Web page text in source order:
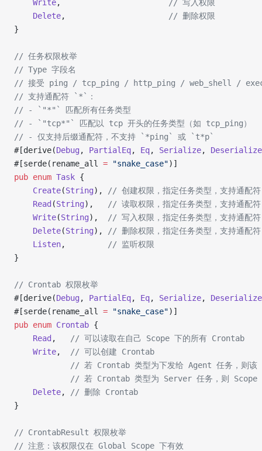
    Write
,
// 写入权限
    Delete
,
// 删除权限
}
// 任务权限枚举
// Type 字段名
// 接受 ping / tcp_ping / http_ping / web_shell /
// 支持通配符 `*`：
// - `"*"` 匹配所有任务类型
// - `"tcp*"` 匹配以 tcp 开头的任务类型（如 tcp_ping）
// - 仅支持后缀通配符，不支持 `*ping` 或 `t*p`
#[derive(Debug , PartialEq, Eq, Serialize, Deserialize
#[serde(rename_all = "snake_case")]
pub enum Task {
    Create
(String),
// 创建权限，指定任务类型，支持通配符
    Read
(String),
// 读取权限，指定任务类型，支持通配符
    Write
(String),
// 写入权限，指定任务类型，支持通配符
    Delete
(String),
// 删除权限，指定任务类型，支持通配符
    Listen
,
// 监听权限
}
// Crontab 权限枚举
#[derive(Debug , PartialEq, Eq, Serialize, Deserialize
#[serde(rename_all = "snake_case")]
pub enum Crontab {
    Read
,
// 可以读取在自己 Scope 下的所有 Crontab
    Write
,
// 可以创建 Crontab
// 若 Crontab 类型为下发给 Agent 任务，则
// 若 Crontab 类型为 Server 任务，则 Scope
    Delete
,
// 删除 Crontab
}
// CrontabResult 权限枚举
// 注意：该权限仅在 Global Scope 下有效